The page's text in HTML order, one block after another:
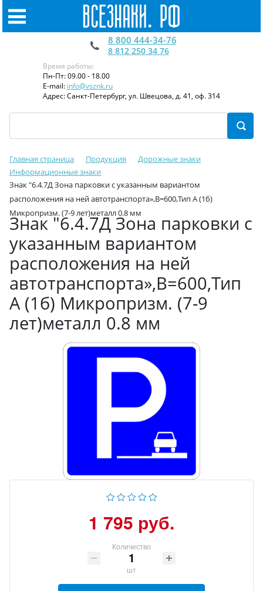
8 800 444-34-76
8 812 250 34 76
Время работы:
Пн-Пт: 09.00 - 18.00
E-mail: info@vsznk.ru
Адрес: Санкт-Петербург, ул. Швецова, д. 41, оф. 314
Главная страница Продукция
Дорожные знаки
Информационные знаки
Знак "6.4.7Д Зона парковки с указанным вариантом
расположения на ней автотранспорта»,B=600,Тип А (1б)
Микропризм. (7-9 лет)металл 0.8 мм
Знак "6.4.7Д Зона парковки с
указанным вариантом
расположения на ней
автотранспорта»,B=600,Тип
А (1б) Микропризм. (7-9
лет)металл 0.8 мм
1 795 руб.
Количество
шт